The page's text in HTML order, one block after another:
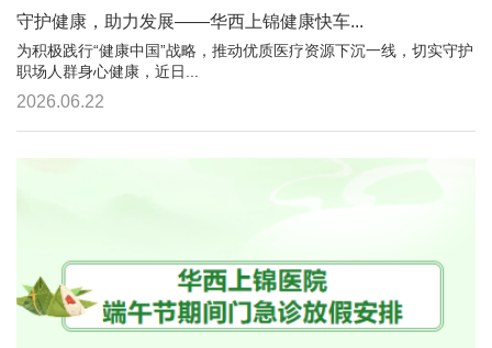
守护健康，助力发展——华西上锦健康快车...
为积极践行“健康中国”战略，推动优质医疗资源下沉一线，切实守护
职场人群身心健康，近日...
2026.06.22